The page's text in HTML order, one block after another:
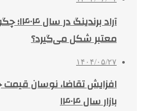
آراد
معتبر شکل می‌گیرد؟
۱۴۰۴/۰۵/۲۷
افزایش تقاضا، نوسان
بازار سال ۱۴۰۴